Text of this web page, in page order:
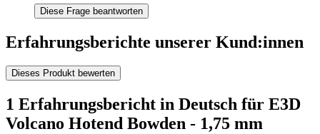
Diese Frage beantworten
Erfahrungsberichte unserer Kund:innen
Dieses Produkt bewerten
1 Erfahrungsbericht in Deutsch für E3D
Volcano Hotend Bowden - 1,75 mm